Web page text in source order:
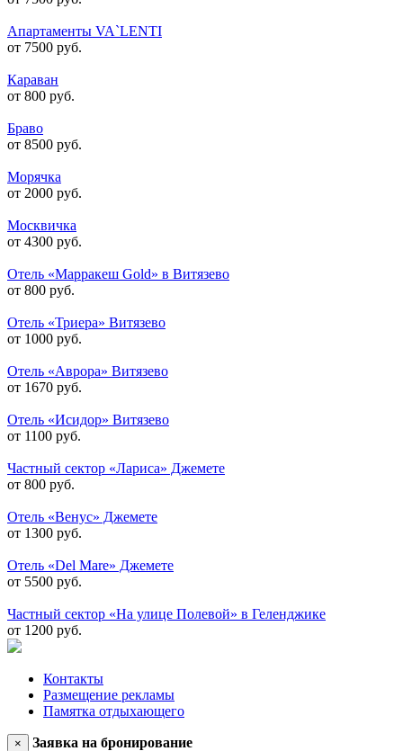
Апартаменты VA`LENTI
от 7500 руб.
Караван
от 800 руб.
Браво
от 8500 руб.
Морячка
от 2000 руб.
Москвичка
от 4300 руб.
Отель «Марракеш Gold» в Витязево
от 800 руб.
Отель «Триера» Витязево
от 1000 руб.
Отель «Аврора» Витязево
от 1670 руб.
Отель «Исидор» Витязево
от 1100 руб.
Частный сектор «Лариса» Джемете
от 800 руб.
Отель «Венус» Джемете
от 1300 руб.
Отель «Del Mare» Джемете
от 5500 руб.
Частный сектор «На улице Полевой» в Геленджике
от 1200 руб.
Контакты
Размещение рекламы
Памятка отдыхающего
×
Заявка на бронирование